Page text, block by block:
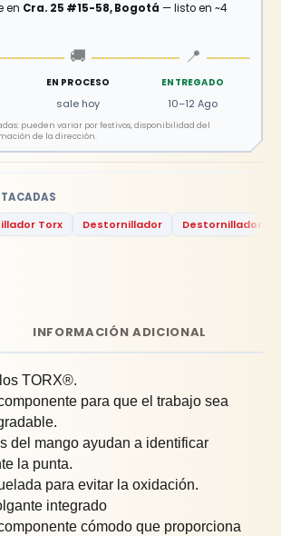
Torx
Destornillador Destornillador
en Cra. 25 #15-58, Bogotá — listo en ~4
🚚
EN PROCESO
sale hoy
📍
ENTREGADO
10–12 Ago
pueden variar por festivos, disponibilidad del
de la dirección.
INFORMACIÓN ADICIONAL
TORX®.
para que el trabajo sea
del mango ayudan a identificar
la punta.
para evitar la oxidación.
integrado
cómodo que proporciona